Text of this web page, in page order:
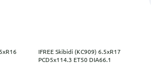
IFREE Skibidi (КС909) 6.5xR17
PCD5x114.3 ET50 DIA66.1